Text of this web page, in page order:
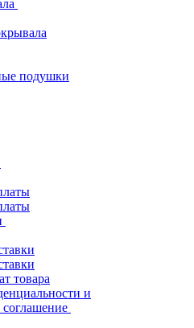
подушки
товара
и
соглашение